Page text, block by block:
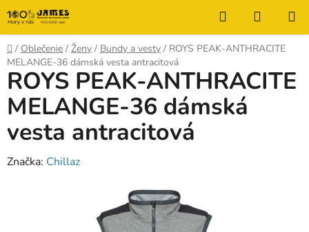
Prejsť
na
obsah
Hľadať
KOŠÍK
Domov
/ Oblečenie / Ženy / Bundy a vesty / ROYS PEAK-ANTHRACITE
MELANGE-36 dámská vesta antracitová
ROYS PEAK-ANTHRACITE
MELANGE-36 dámská
vesta antracitová
Značka: Chillaz